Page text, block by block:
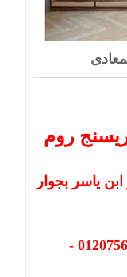
روم
ياسر بجوار
التليفونات : 26219222 - 01207565655 -